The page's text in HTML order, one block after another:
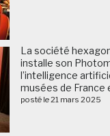
La société
installe son
l’intelligence
musées de France
posté le 21 mars 2025